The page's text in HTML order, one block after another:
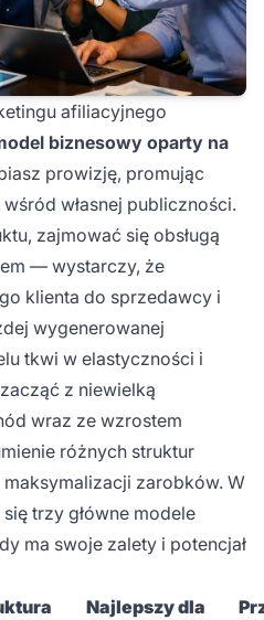
afiliacyjnego
biznesowy oparty na
prowizję, promując
wśród własnej publiczności.
zajmować się obsługą
— wystarczy, że
klienta do sprzedawcy i
wygenerowanej
tkwi w elastyczności i
z niewielką
wraz ze wzrostem
różnych struktur
zarobków. W
trzy główne modele
ma swoje zalety i potencjał
Najlepszy dla